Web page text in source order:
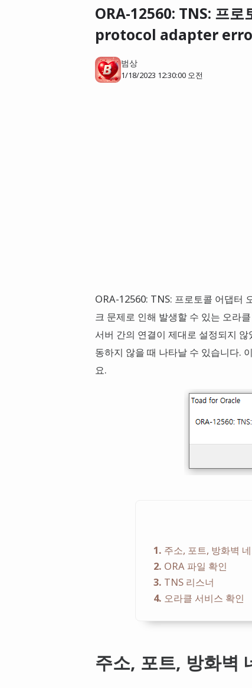
ORA-12560: TNS: 프
protocol adapter
범상
1/18/2023 12:30:00 오전
ORA-12560: TNS: 프로토콜 어댑
크 문제로 인해 발생할 수 있는 오라
서버 간의 연결이 제대로 설정되지
동하지 않을 때 나타날 수 있습니다.
요.
1 주소, 포트, 방화벽
2 ORA 파일 확인
3 TNS 리스너
4 오라클 서비스 확인
주소, 포트, 방화벽